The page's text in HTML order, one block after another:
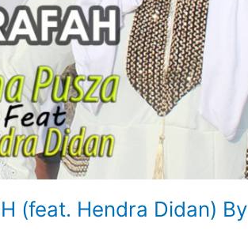
(feat. Hendra Didan) By